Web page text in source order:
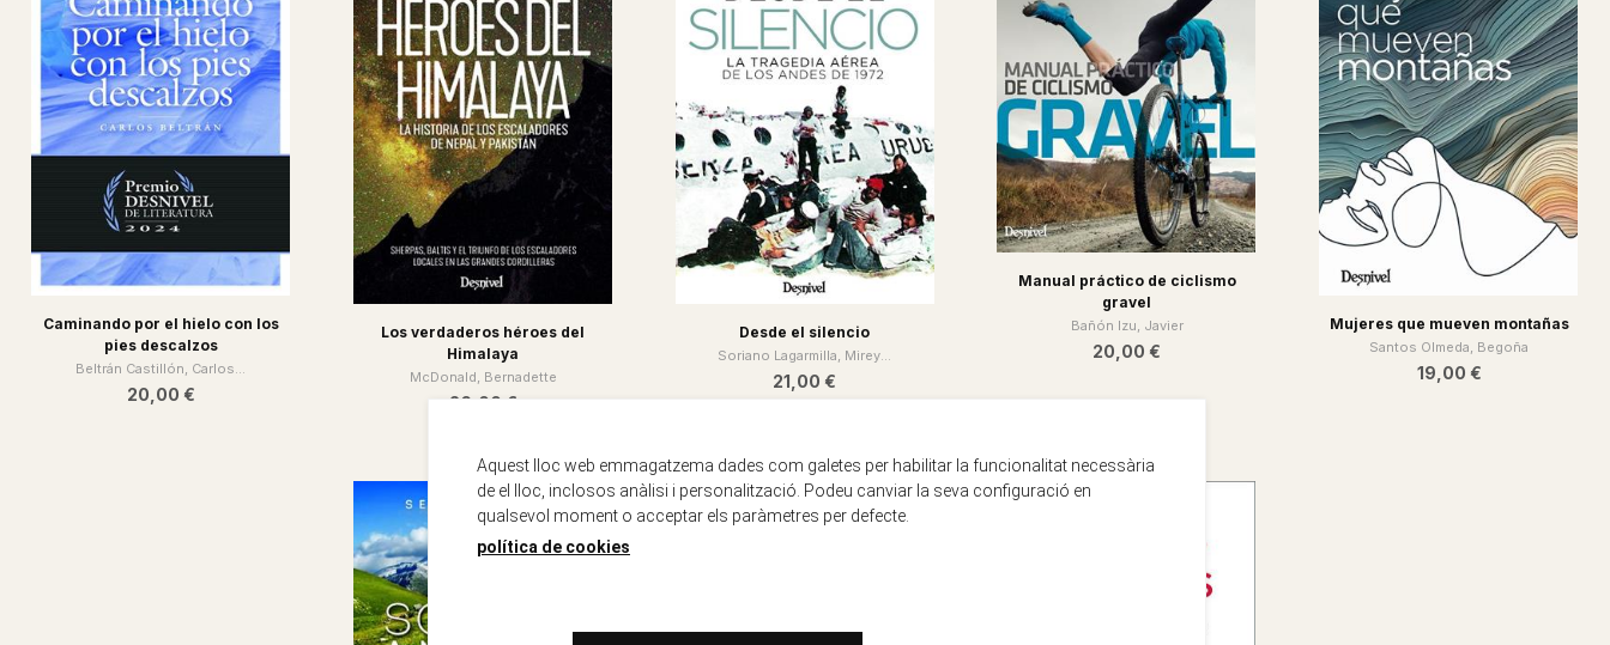
Caminando por el hielo con los
pies descalzos
Beltrán Castillón, Carlos...
20,00 €
Los verdaderos héroes del
Himalaya
McDonald, Bernadette
26,00 €
Desde el silencio
Soriano Lagarmilla, Mirey...
21,00 €
Manual práctico de ciclismo
gravel
Bañón Izu, Javier
20,00 €
Mujeres que mueven montañas
Santos Olmeda, Begoña
19,00 €
Aquest lloc web emmagatzema dades com galetes per habilitar la funcionalitat necessària
de el lloc, inclosos anàlisi i personalització. Podeu canviar la seva configuració en
qualsevol moment o acceptar els paràmetres per defecte.
política de cookies